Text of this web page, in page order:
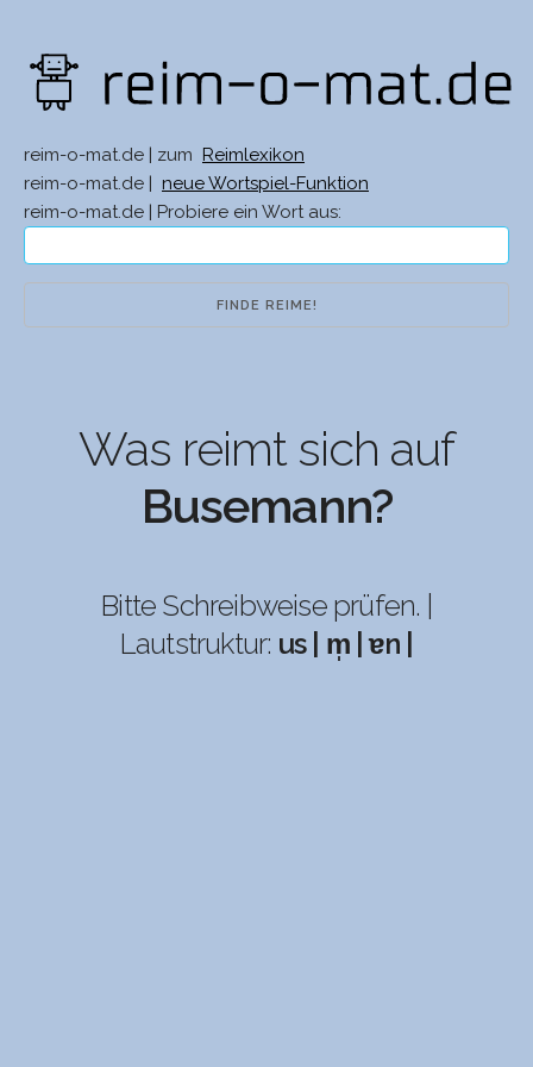
reim-o-mat.de | zum
Reimlexikon
reim-o-mat.de |
neue Wortspiel-Funktion
reim-o-mat.de | Probiere ein Wort aus:
Was reimt sich auf
Busemann?
Bitte Schreibweise prüfen. |
Lautstruktur: us | m̩ | ɐn |